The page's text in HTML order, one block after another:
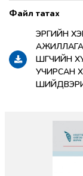
ЭРҮҮГИЙН
ШҮҮГЧИЙН
УЧИРСАН